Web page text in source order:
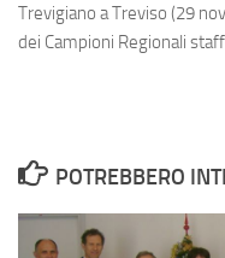
Trevigiano a Treviso (29
dei Campioni Regionali
POTREBBERO